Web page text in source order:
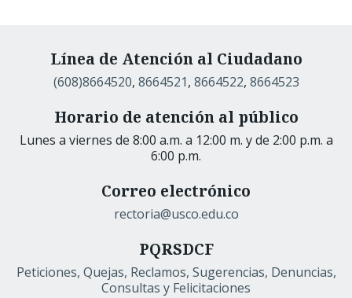
Línea de Atención al Ciudadano
(608)8664520, 8664521, 8664522, 8664523
Horario de atención al público
Lunes a viernes de 8:00 a.m. a 12:00 m. y de 2:00 p.m. a
6:00 p.m.
Correo electrónico
rectoria@usco.edu.co
PQRSDCF
Peticiones, Quejas, Reclamos, Sugerencias, Denuncias,
Consultas y Felicitaciones